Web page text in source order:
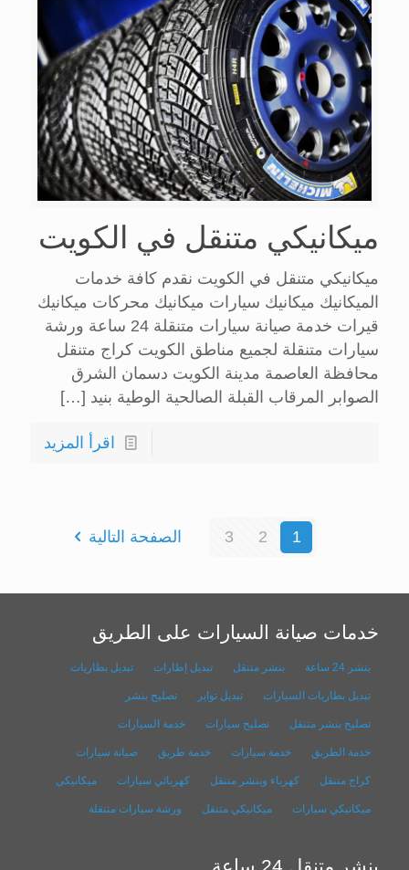
ميكانيكي متنقل في الكويت
ميكانيكي متنقل في الكويت نقدم كافة خدمات
الميكانيك ميكانيك سيارات ميكانيك محركات ميكانيك
قيرات خدمة صيانة سيارات متنقلة 24 ساعة ورشة
سيارات متنقلة لجميع مناطق الكويت كراج متنقل
محافظة العاصمة مدينة الكويت دسمان الشرق
الصوابر المرقاب القبلة الصالحية الوطية بنيد […]
اقرأ المزيد
1
2
3 الصفحة التالية
خدمات صيانة السيارات على الطريق
بنشر 24 ساعة بنشر متنقل تبديل إطارات تبديل بطاريات
تبديل بطاريات السيارات تبديل تواير تصليح بنشر
تصليح بنشر متنقل تصليح سيارات خدمة السيارات
خدمة الطريق خدمة سيارات خدمة طريق صيانة سيارات
كراج متنقل كهرباء وبنشر متنقل كهربائي سيارات ميكانيكي
ميكانيكي سيارات ميكانيكي متنقل ورشة سيارات متنقلة